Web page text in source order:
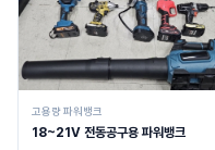
고용량 파워뱅크
18~21V 전동공구용 파워뱅크